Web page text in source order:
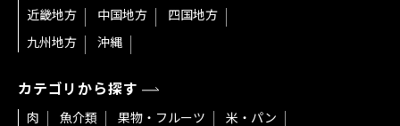
近畿地方
中国地方
四国地方
九州地方
沖縄
カテゴリから探す
肉 魚介類 果物・フルーツ
米・パン